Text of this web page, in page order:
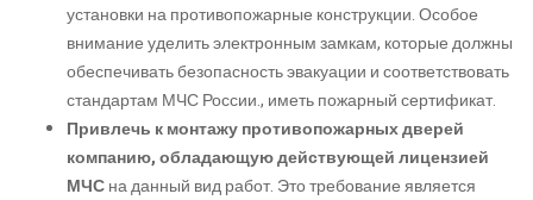
установки на противопожарные конструкции. Особое
внимание уделить электронным замкам, которые должны
обеспечивать безопасность эвакуации и соответствовать
стандартам МЧС России., иметь пожарный сертификат.
Привлечь к монтажу противопожарных дверей
компанию, обладающую действующей лицензией
МЧСна данный вид работ. Это требование является